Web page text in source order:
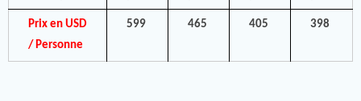
Prix en USD
/ Personne
599 465 405 398